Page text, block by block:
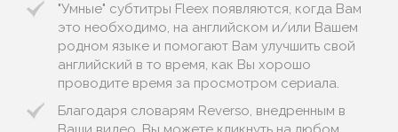
"Умные" субтитры Fleex появляются, когда Вам
это необходимо, на английском и/или Вашем
родном языке и помогают Вам улучшить свой
английский в то время, как Вы хорошо
проводите время за просмотром сериала.
Благодаря словарям Reverso, внедренным в